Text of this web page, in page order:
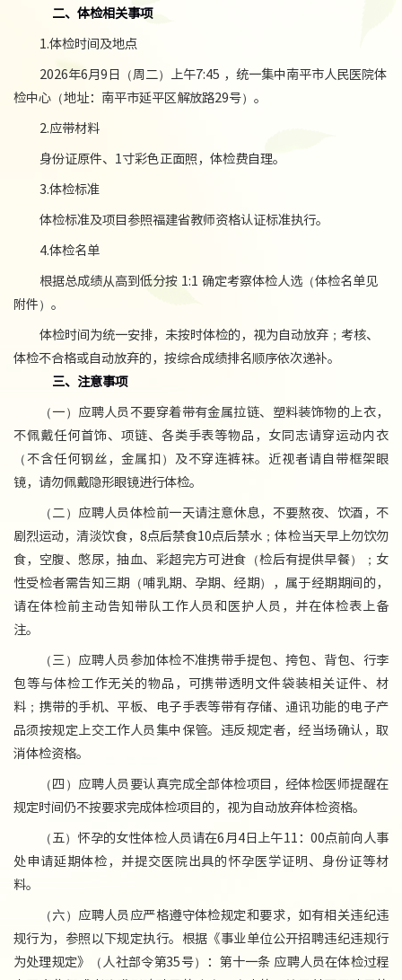
二、体检相关事项
1.体检时间及地点
2026年6月9日（周二）上午7:45 ，统一集中南平市人民医院体
检中心（地址：南平市延平区解放路29号）。
2.应带材料
身份证原件、1寸彩色正面照，体检费自理。
3.体检标准
体检标准及项目参照福建省教师资格认证标准执行。
4.体检名单
根据总成绩从高到低分按 1:1 确定考察体检人选（体检名单见
附件）。
体检时间为统一安排，未按时体检的，视为自动放弃；考核、
体检不合格或自动放弃的，按综合成绩排名顺序依次递补。
三、注意事项
（一）应聘人员不要穿着带有金属拉链、塑料装饰物的上衣，
不佩戴任何首饰、项链、各类手表等物品，女同志请穿运动内衣
（不含任何钢丝，金属扣）及不穿连裤袜。近视者请自带框架眼
镜，请勿佩戴隐形眼镜进行体检。
（二）应聘人员体检前一天请注意休息，不要熬夜、饮酒，不
剧烈运动，清淡饮食，8点后禁食10点后禁水；体检当天早上勿饮勿
食，空腹、憋尿，抽血、彩超完方可进食（检后有提供早餐）；女
性受检者需告知三期（哺乳期、孕期、经期），属于经期期间的，
请在体检前主动告知带队工作人员和医护人员，并在体检表上备
注。
（三）应聘人员参加体检不准携带手提包、挎包、背包、行李
包等与体检工作无关的物品，可携带透明文件袋装相关证件、材
料；携带的手机、平板、电子手表等带有存储、通讯功能的电子产
品须按规定上交工作人员集中保管。违反规定者，经当场确认，取
消体检资格。
（四）应聘人员要认真完成全部体检项目，经体检医师提醒在
规定时间仍不按要求完成体检项目的，视为自动放弃体检资格。
（五）怀孕的女性体检人员请在6月4日上午11：00点前向人事
处申请延期体检，并提交医院出具的怀孕医学证明、身份证等材
料。
（六）应聘人员应严格遵守体检规定和要求，如有相关违纪违
规行为，参照以下规定执行。根据《事业单位公开招聘违纪违规行
为处理规定》（人社部令第35号）：第十一条 应聘人员在体检过程